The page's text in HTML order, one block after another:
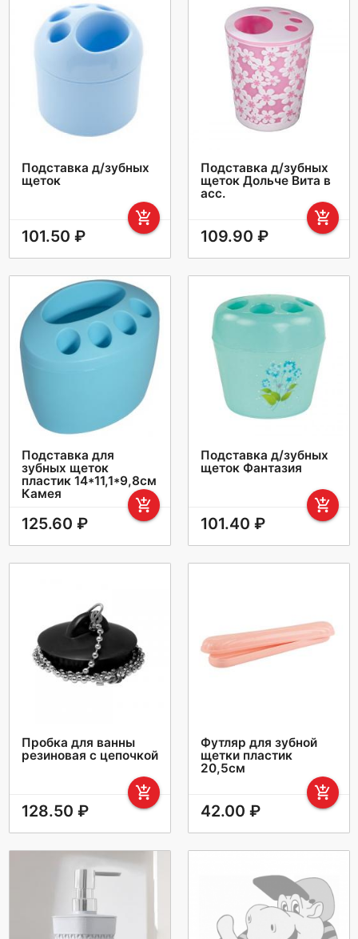
Подставка д/зубных
щеток
add_shopping_cart
101.50 ₽
Подставка д/зубных
щеток Дольче Вита в
асс.
add_shopping_cart
109.90 ₽
Подставка для
зубных щеток
пластик 14*11,1*9,8см
Камея
add_shopping_cart
125.60 ₽
Подставка д/зубных
щеток Фантазия
add_shopping_cart
101.40 ₽
Пробка для ванны
резиновая с цепочкой
add_shopping_cart
128.50 ₽
Футляр для зубной
щетки пластик
20,5см
add_shopping_cart
42.00 ₽